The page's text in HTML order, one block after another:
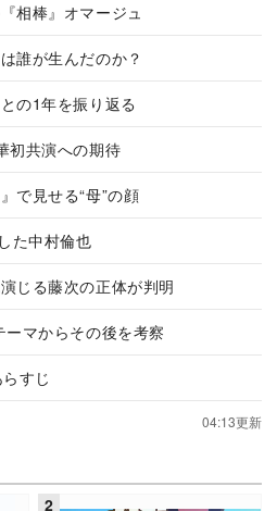
相棒』オマージュ
は誰が生んだのか？
の1年を振り返る
初共演への期待
で見せる“母”の顔
た中村倫也
じる藤次の正体が判明
ーマからその後を考察
すじ
04:13更新